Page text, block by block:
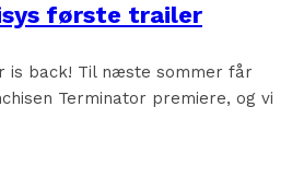
første trailer
is back! Til næste sommer får
Terminator premiere, og vi